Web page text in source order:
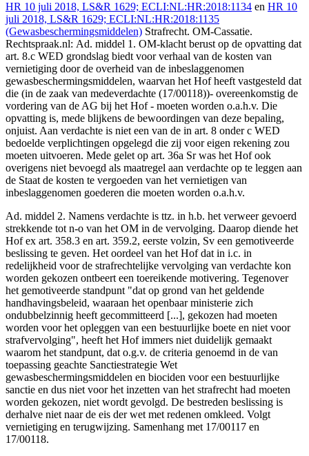
HR 10 juli 2018, LS&R 1629; ECLI:NL:HR:2018:1134 en HR 10
juli 2018, LS&R 1629; ECLI:NL:HR:2018:1135
(Gewasbeschermingsmiddelen) Strafrecht. OM-Cassatie.
Rechtspraak.nl: Ad. middel 1. OM-klacht berust op de opvatting dat
art. 8.c WED grondslag biedt voor verhaal van de kosten van
vernietiging door de overheid van de inbeslaggenomen
gewasbeschermingsmiddelen, waarvan het Hof heeft vastgesteld dat
die (in de zaak van medeverdachte (17/00118))- overeenkomstig de
vordering van de AG bij het Hof - moeten worden o.a.h.v. Die
opvatting is, mede blijkens de bewoordingen van deze bepaling,
onjuist. Aan verdachte is niet een van de in art. 8 onder c WED
bedoelde verplichtingen opgelegd die zij voor eigen rekening zou
moeten uitvoeren. Mede gelet op art. 36a Sr was het Hof ook
overigens niet bevoegd als maatregel aan verdachte op te leggen aan
de Staat de kosten te vergoeden van het vernietigen van
inbeslaggenomen goederen die moeten worden o.a.h.v.
Ad. middel 2. Namens verdachte is ttz. in h.b. het verweer gevoerd
strekkende tot n-o van het OM in de vervolging. Daarop diende het
Hof ex art. 358.3 en art. 359.2, eerste volzin, Sv een gemotiveerde
beslissing te geven. Het oordeel van het Hof dat in i.c. in
redelijkheid voor de strafrechtelijke vervolging van verdachte kon
worden gekozen ontbeert een toereikende motivering. Tegenover
het gemotiveerde standpunt "dat op grond van het geldende
handhavingsbeleid, waaraan het openbaar ministerie zich
ondubbelzinnig heeft gecommitteerd [...], gekozen had moeten
worden voor het opleggen van een bestuurlijke boete en niet voor
strafvervolging", heeft het Hof immers niet duidelijk gemaakt
waarom het standpunt, dat o.g.v. de criteria genoemd in de van
toepassing geachte Sanctiestrategie Wet
gewasbeschermingsmiddelen en biociden voor een bestuurlijke
sanctie en dus niet voor het inzetten van het strafrecht had moeten
worden gekozen, niet wordt gevolgd. De bestreden beslissing is
derhalve niet naar de eis der wet met redenen omkleed. Volgt
vernietiging en terugwijzing. Samenhang met 17/00117 en
17/00118.